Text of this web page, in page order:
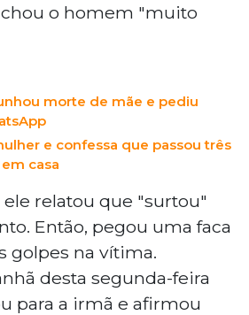
o homem "muito
morte de mãe e pediu
e confessa que passou três
casa
relatou que "surtou"
Então, pegou uma faca
golpes na vítima.
desta segunda-feira
para a irmã e afirmou